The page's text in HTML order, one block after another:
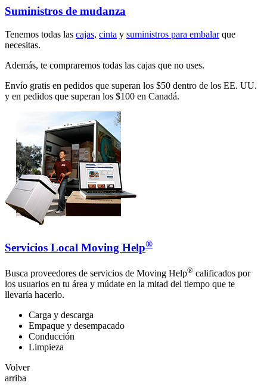
Suministros de mudanza
Tenemos todas las cajas, cinta y suministros para embalarque
necesitas.
Además, te compraremos todas las cajas que no uses.
Envío gratis en pedidos que superan los $50 dentro de los EE. UU.
y en pedidos que superan los $100 en Canadá.
Servicios Local Moving Help®
Busca proveedores de servicios de Moving Help® calificados por
los usuarios en tu área y múdate en la mitad del tiempo que te
llevaría hacerlo.
Carga y descarga
Empaque y desempacado
Conducción
Limpieza
Volver
arriba